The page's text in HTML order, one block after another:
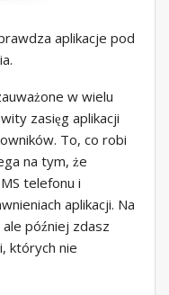
aplikacje pod
w wielu
zasięg aplikacji
To, co robi
na tym, że
telefonu i
aplikacji. Na
później zdasz
których nie